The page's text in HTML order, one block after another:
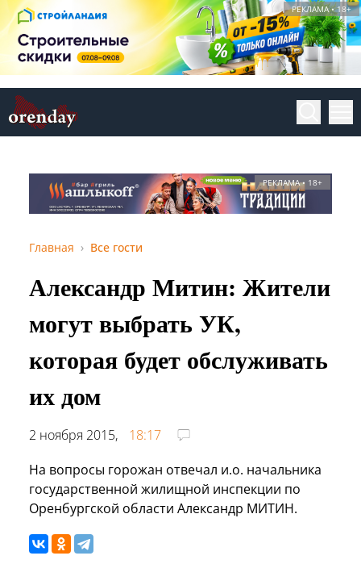
РЕКЛАМА • 18+
РЕКЛАМА • 18+
Главная Все гости
Александр Митин: Жители
могут выбрать УК,
которая будет обслуживать
их дом
2 ноября 2015,
18:17
На вопросы горожан отвечал и.о. начальника
государственной жилищной инспекции по
Оренбургской области Александр МИТИН.